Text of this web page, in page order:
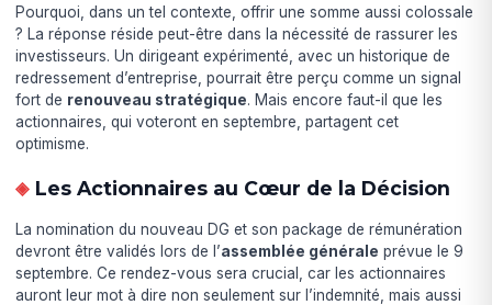
Pourquoi, dans un tel contexte, offrir une somme aussi colossale
? La réponse réside peut-être dans la nécessité de rassurer les
investisseurs. Un dirigeant expérimenté, avec un historique de
redressement d’entreprise, pourrait être perçu comme un signal
fort de renouveau stratégique. Mais encore faut-il que les
actionnaires, qui voteront en septembre, partagent cet
optimisme.
Les Actionnaires au Cœur de la Décision
La nomination du nouveau DG et son package de rémunération
devront être validés lors de l’assemblée générale prévue le 9
septembre. Ce rendez-vous sera crucial, car les actionnaires
auront leur mot à dire non seulement sur l’indemnité, mais aussi